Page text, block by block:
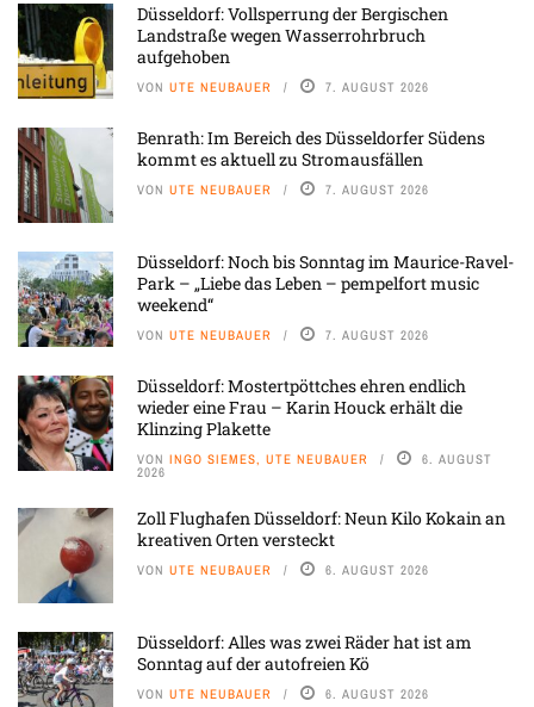
Düsseldorf: Vollsperrung der Bergischen
Landstraße wegen Wasserrohrbruch
aufgehoben
VON UTE NEUBAUER 7. AUGUST 2026
Benrath: Im Bereich des Düsseldorfer Südens
kommt es aktuell zu Stromausfällen
VON UTE NEUBAUER 7. AUGUST 2026
Düsseldorf: Noch bis Sonntag im Maurice-Ravel-
Park – „Liebe das Leben – pempelfort music
weekend“
VON UTE NEUBAUER 7. AUGUST 2026
Düsseldorf: Mostertpöttches ehren endlich
wieder eine Frau – Karin Houck erhält die
Klinzing Plakette
VON INGO SIEMES, UTE NEUBAUER 6. AUGUST
2026
Zoll Flughafen Düsseldorf: Neun Kilo Kokain an
kreativen Orten versteckt
VON UTE NEUBAUER 6. AUGUST 2026
Düsseldorf: Alles was zwei Räder hat ist am
Sonntag auf der autofreien Kö
VON UTE NEUBAUER 6. AUGUST 2026